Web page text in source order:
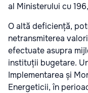
al Ministerului cu
O altă deficiență,
netransmiterea
efectuate asupra
instituții bugetare.
Implementarea și
Energeticii, în